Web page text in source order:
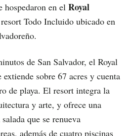
en el Royal
Todo Incluido ubicado en
de San Salvador, el Royal
sobre 67 acres y cuenta
de playa. El resort integra la
y arte, y ofrece una
que se renueva
además de cuatro piscinas